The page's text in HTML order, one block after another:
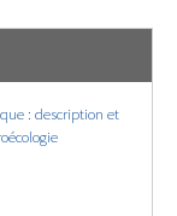
: description et